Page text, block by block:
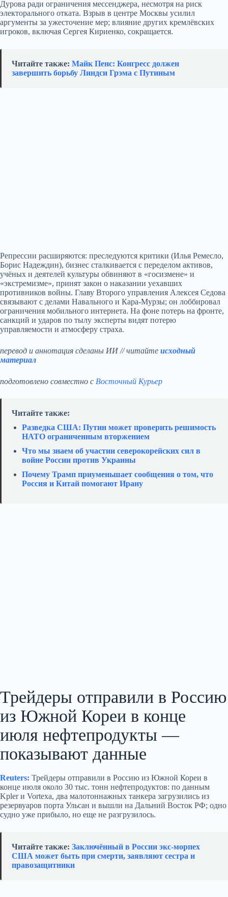
Дурова ради ограничения мессенджера, несмотря на риск
электорального отката. Взрыв в центре Москвы усилил
аргументы за ужесточение мер; влияние других кремлёвских
игроков, включая Сергея Кириенко, сокращается.
Читайте также: Майк Пенс: Конгресс должен
завершить борьбу Линдси Грэма с Путиным
Репрессии расширяются: преследуются критики (Илья Ремесло,
Борис Надеждин), бизнес сталкивается с переделом активов,
учёных и деятелей культуры обвиняют в «госизмене» и
«экстремизме», принят закон о наказании уехавших
противников войны. Главу Второго управления Алексея Седова
связывают с делами Навального и Кара‑Мурзы; он лоббировал
ограничения мобильного интернета. На фоне потерь на фронте,
санкций и ударов по тылу эксперты видят потерю
управляемости и атмосферу страха.
перевод и аннотация сделаны ИИ // читайте исходный
материал
подготовлено совместно с Восточный Курьер
Читайте также:
Разведка США: Путин может проверить решимость
НАТО ограниченным вторжением
Что мы знаем об участии северокорейских сил в
войне России против Украины
Почему Трамп приуменьшает сообщения о том, что
Россия и Китай помогают Ирану
Трейдеры отправили в Россию
из Южной Кореи в конце
июля нефтепродукты —
показывают данные
Reuters: Трейдеры отправили в Россию из Южной Кореи в
конце июля около 30 тыс. тонн нефтепродуктов: по данным
Kpler и Vortexa, два малотоннажных танкера загрузились из
резервуаров порта Ульсан и вышли на Дальний Восток РФ; одно
судно уже прибыло, но еще не разгрузилось.
Читайте также: Заключённый в России экс-морпех
США может быть при смерти, заявляют сестра и
правозащитники